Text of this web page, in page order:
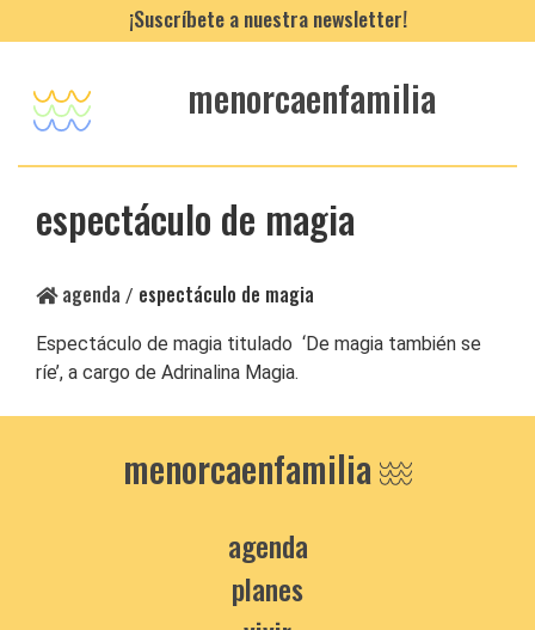
¡Suscríbete a nuestra newsletter!
menorcaenfamilia
espectáculo de magia
agenda / espectáculo de magia
Espectáculo de magia titulado ‘De magia también se
ríe’, a cargo de Adrinalina Magia.
menorcaenfamilia
agenda
planes